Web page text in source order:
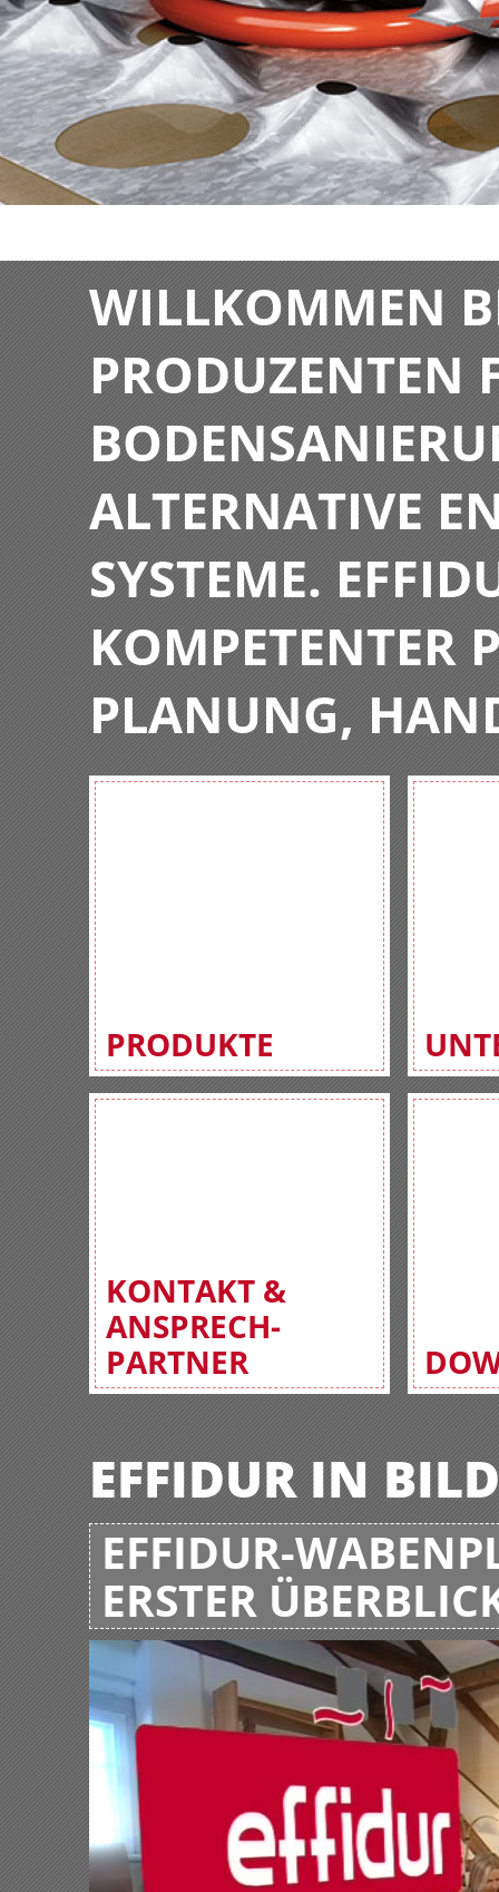
WILLKOMMEN
PRODUZENTEN
ALTERNATIVE
SYSTEME.
KOMPETENTER
PLANUNG,
PRODUKTE
KONTAKT &
ANSPRECH-
PARTNER
EFFIDUR IN
EFFIDUR-
ERSTER